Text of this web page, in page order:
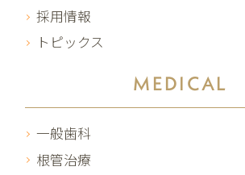
採用情報
トピックス
MEDICAL
一般歯科
根管治療